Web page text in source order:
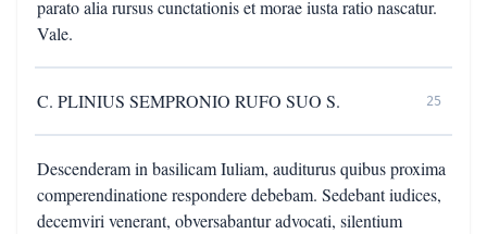
parato alia rursus cunctationis et morae iusta ratio nascatur.
Vale.
C. PLINIUS SEMPRONIO RUFO SUO S. 25
Descenderam in basilicam Iuliam, auditurus quibus proxima
comperendinatione respondere debebam. Sedebant iudices,
decemviri venerant, obversabantur advocati, silentium